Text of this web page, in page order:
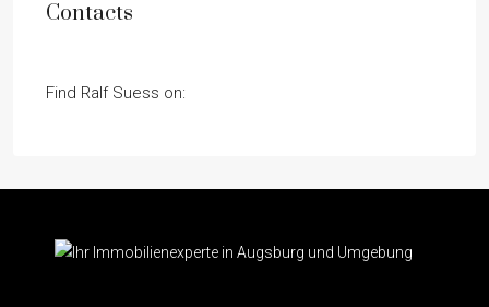
Contacts
Find Ralf Suess on: